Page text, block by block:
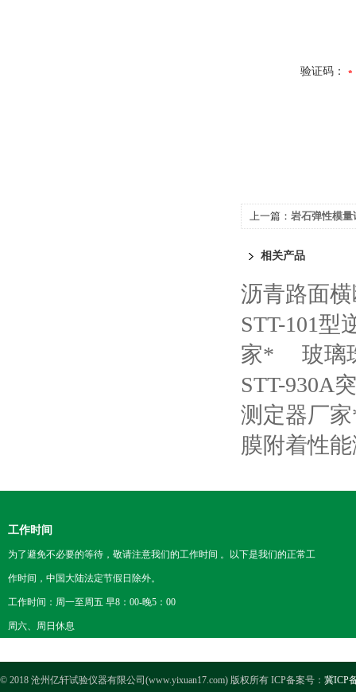
验证码：
上一篇： 岩石弹性模量
相关产品
沥青路面
STT-101型
家*
玻璃
STT-930A
测定器厂
膜附着性
工作时间
为了避免不必要的等待，敬请注意我们的工作时间 。以下是我们的正常工
作时间，中国大陆法定节假日除外。
工作时间：周一至周五 早8：00-晚5：00
周六、周日休息
© 2018 沧州亿轩试验仪器有限公司(www.yixuan17.com) 版权所有 ICP备案号： 冀ICP